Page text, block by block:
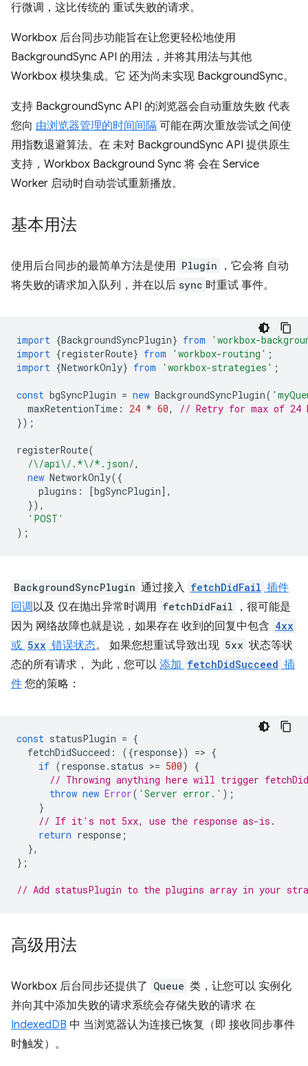
行微调，这比传统的 重试失败的请求。
Workbox 后台同步功能旨在让您更轻松地使用
BackgroundSync API 的用法，并将其用法与其他
Workbox 模块集成。它 还为尚未实现 BackgroundSync。
支持 BackgroundSync API 的浏览器会自动重放失败 代表
您向 由浏览器管理的时间间隔 可能在两次重放尝试之间使
用指数退避算法。在 未对 BackgroundSync API 提供原生
支持，Workbox Background Sync 将 会在 Service
Worker 启动时自动尝试重新播放。
基本用法
使用后台同步的最简单方法是使用 Plugin
，它会将 自动
将失败的请求加入队列，并在以后 sync 时重试 事件。
import {BackgroundSyncPlugin} from
'workbox-
import {registerRoute} from 'workbox-routing' ;
import {NetworkOnly} from 'workbox-strategies' ;
const bgSyncPlugin = new BackgroundSyncPlugin(
maxRetentionTime : 24 * 60,
// Retry for max of 24
});
registerRoute(
/\/api\/.*\/*.json/,
new NetworkOnly({
plugins : [bgSyncPlugin],
}),
'POST'
);
BackgroundSyncPlugin 通过接入 fetchDidFail 插件
回调以及 仅在抛出异常时调用 fetchDidFail
，很可能是
因为 网络故障也就是说，如果存在 收到的回复中包含 4xx
或 5xx 错误状态。 如果您想重试导致出现 5xx 状态等状
态的所有请求， 为此，您可以 添加 fetchDidSucceed 插
件 您的策略：
const statusPlugin = {
fetchDidSucceed : ({response}) => {
if (response. status >= 500)
{
// Throwing anything here will trigger
throw new Error( 'Server error.' );
}
// If it's not 5xx, use the response as-is.
return response ;
},
};
// Add statusPlugin to the plugins array in your
高级用法
Workbox 后台同步还提供了 Queue 类，让您可以 实例化
并向其中添加失败的请求系统会存储失败的请求 在
IndexedDB 中 当浏览器认为连接已恢复（即 接收同步事件
时触发）。